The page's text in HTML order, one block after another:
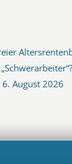
6. August 2026